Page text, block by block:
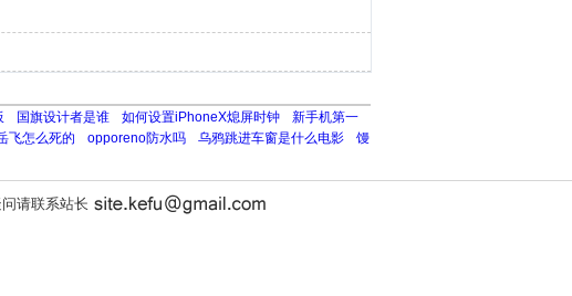
国旗设计者是谁 如何设置iPhoneX熄屏时钟
新手机第一
飞怎么死的 opporeno防水吗 乌鸦跳进车窗是什么电影
馒
请联系站长